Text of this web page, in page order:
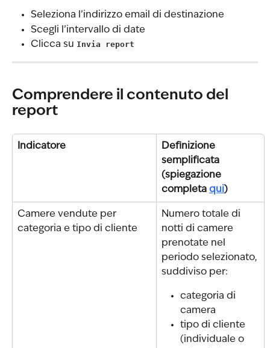
Seleziona l’indirizzo email di destinazione
Scegli l’intervallo di date
Clicca su Invia report
Comprendere il contenuto del
report
Indicatore
Definizione
semplificata
(spiegazione
completa qui)
Camere vendute per
categoria e tipo di cliente
Numero totale di
notti di camere
prenotate nel
periodo selezionato,
suddiviso per:
categoria di
camera
tipo di cliente
(individuale o